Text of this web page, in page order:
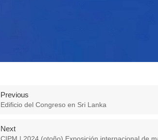
Previous
Edificio del Congreso en Sri Lanka
Next